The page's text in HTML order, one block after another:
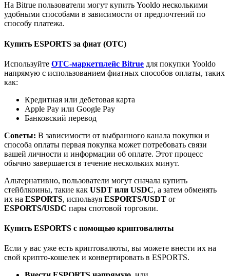
Партнеры Bitrue
До 65% комиссии!
вознаграждения
На Bitrue пользователи могут купить Yooldo несколькими
удобными способами в зависимости от предпочтений по
способу платежа.
Купить ESPORTS за фиат (OTC)
Используйте OTC-маркетплейс Bitrue для покупки Yooldo
напрямую с использованием фиатных способов оплаты, таких
как:
Кредитная или дебетовая карта
Apple Pay или Google Pay
Банковский перевод
Советы: В зависимости от выбранного канала покупки и
способа оплаты первая покупка может потребовать связи
вашей личности и информации об оплате. Этот процесс
обычно завершается в течение нескольких минут.
Альтернативно, пользователи могут сначала купить
стейблкоины, такие как USDT или USDC, а затем обменять
их на ESPORTS, используя ESPORTS/USDT or
ESPORTS/USDC пары спотовой торговли.
Купить ESPORTS с помощью криптовалюты
Если у вас уже есть криптовалюты, вы можете внести их на
свой крипто-кошелек и конвертировать в ESPORTS.